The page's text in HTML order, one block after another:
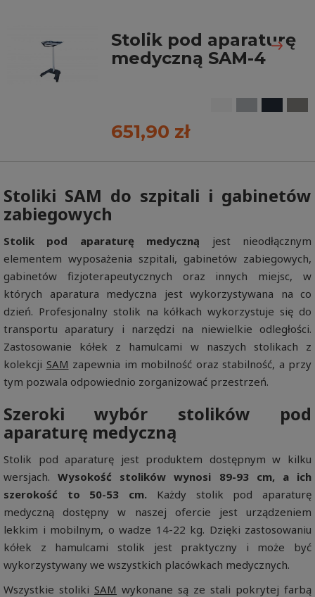
Stolik pod aparaturę
medyczną SAM-4
651,90 zł
Stoliki SAM do szpitali i gabinetów
zabiegowych
Stolik pod aparaturę medyczną jest nieodłącznym
elementem wyposażenia szpitali, gabinetów zabiegowych,
gabinetów fizjoterapeutycznych oraz innych miejsc, w
których aparatura medyczna jest wykorzystywana na co
dzień. Profesjonalny stolik na kółkach wykorzystuje się do
transportu aparatury i narzędzi na niewielkie odległości.
Zastosowanie kółek z hamulcami w naszych stolikach z
kolekcji SAM zapewnia im mobilność oraz stabilność, a przy
tym pozwala odpowiednio zorganizować przestrzeń.
Szeroki wybór stolików pod
aparaturę medyczną
Stolik pod aparaturę jest produktem dostępnym w kilku
wersjach.Wysokość stolików wynosi 89-93 cm, a ich
szerokość to 50-53 cm. Każdy stolik pod aparaturę
medyczną dostępny w naszej ofercie jest urządzeniem
lekkim i mobilnym, o wadze 14-22 kg. Dzięki zastosowaniu
kółek z hamulcami stolik jest praktyczny i może być
wykorzystywany we wszystkich placówkach medycznych.
Wszystkie stoliki SAM wykonane są ze stali pokrytej farbą